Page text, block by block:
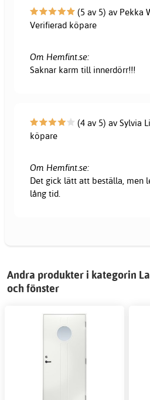
(5 av 5) av Pekka
Verifierad köpare
Om Hemfint.se:
Saknar karm till innerdörr!!!
(4 av 5) av Sylvia
köpare
Om Hemfint.se:
Det gick lätt att beställa, men
lång tid.
Andra produkter i kategorin
och fönster